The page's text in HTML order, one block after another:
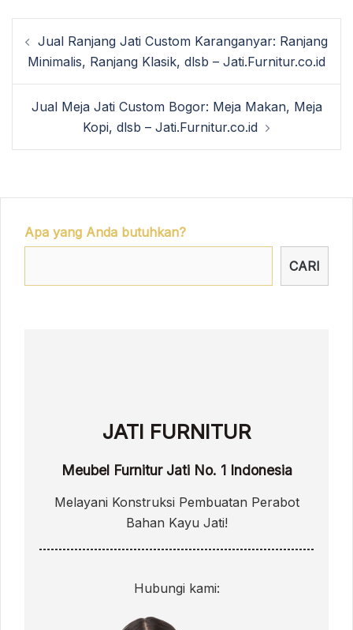
navigation
Jual Ranjang Jati Custom Karanganyar: Ranjang
Minimalis, Ranjang Klasik, dlsb – Jati.Furnitur.co.id
Jual Meja Jati Custom Bogor: Meja Makan, Meja
Kopi, dlsb – Jati.Furnitur.co.id
Apa yang Anda butuhkan?
CARI
JATI FURNITUR
Meubel Furnitur Jati No. 1 Indonesia
Melayani Konstruksi Pembuatan Perabot
Bahan Kayu Jati!
Hubungi kami: